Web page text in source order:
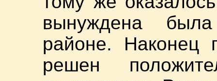
вынуждена
районе. Наконец
решен